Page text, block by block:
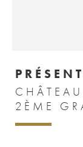
2ÈME